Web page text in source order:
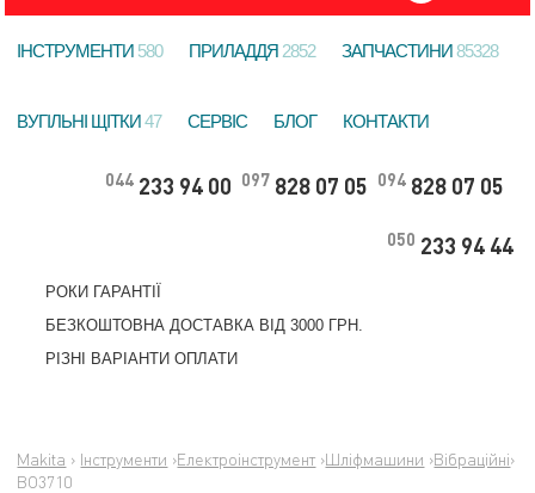
ІНСТРУМЕНТИ 580 ПРИЛАДДЯ 2852 ЗАПЧАСТИНИ85328
ВУГІЛЬНІ ЩІТКИ47 СЕРВІС БЛОГ КОНТАКТИ
044233 94 00 097828 07 05 094828 07 05
050 233 94 44
РОКИ ГАРАНТІЇ
БЕЗКОШТОВНА ДОСТАВКА ВІД 3000 ГРН.
РІЗНІ ВАРІАНТИ ОПЛАТИ
Makita › Інструменти ›Електроінструмент ›Шліфмашини ›Вібраційні›
BO3710